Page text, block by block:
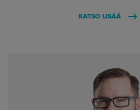
KATSO LISÄÄ
näkemyksellinen
- Herkko Hietanen